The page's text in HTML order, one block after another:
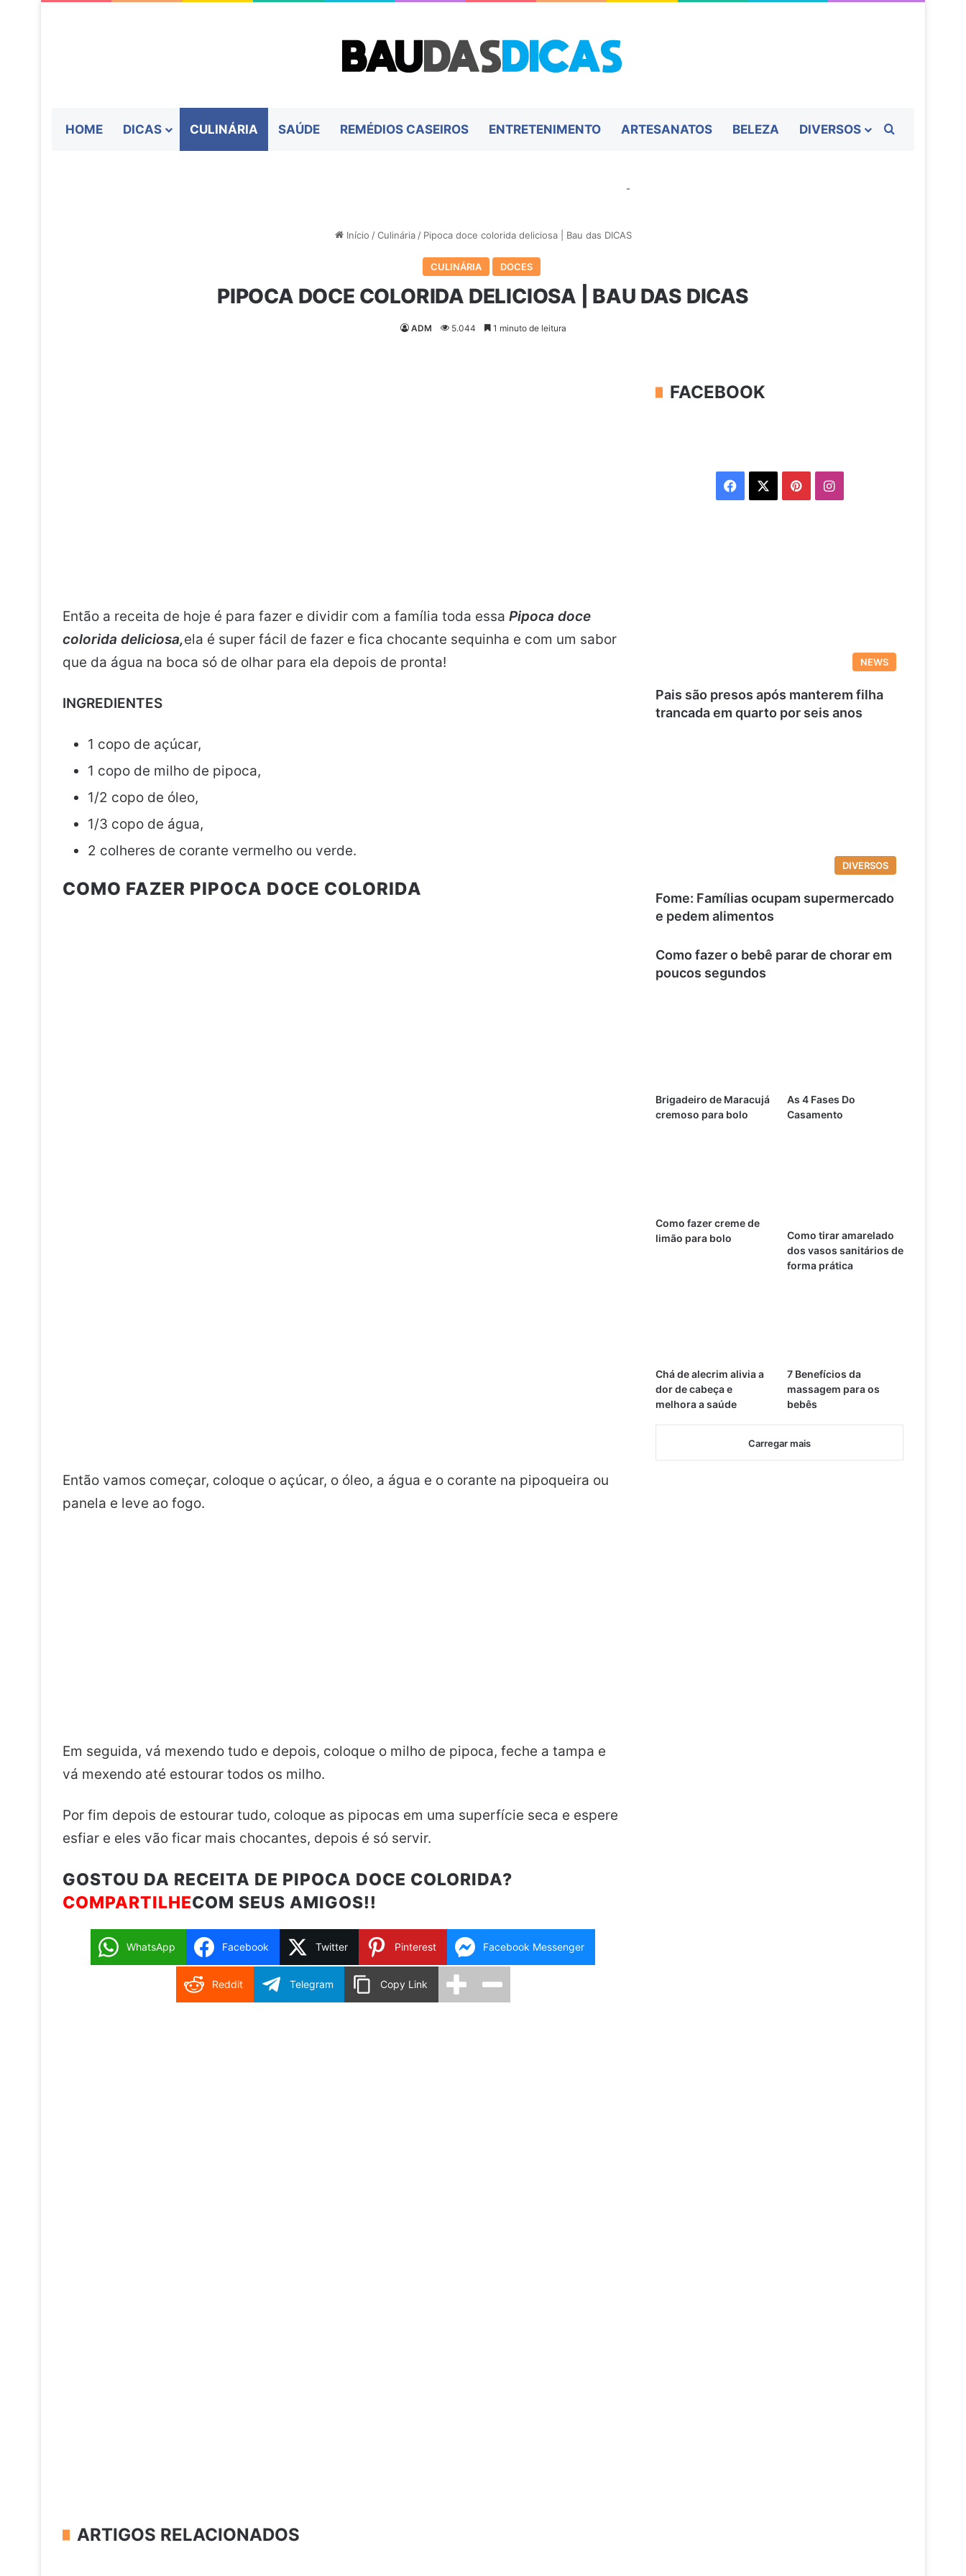
HOME DICAS CULINÁRIA SAÚDE REMÉDIOS CASEIROS ENTRETENIMENTO ARTESANATOS BELEZA DIVERSOS
-
Início / Culinária / Pipoca doce colorida deliciosa | Bau das DICAS
CULINÁRIA DOCES
PIPOCA DOCE COLORIDA DELICIOSA | BAU DAS DICAS
ADM 5.044 1 minuto de leitura
Então a receita de hoje é para fazer e dividir com a família toda essa Pipoca doce
colorida deliciosa,ela é super fácil de fazer e fica chocante sequinha e com um sabor
que da água na boca só de olhar para ela depois de pronta!
INGREDIENTES
1 copo de açúcar,
1 copo de milho de pipoca,
1/2 copo de óleo,
1/3 copo de água,
2 colheres de corante vermelho ou verde.
COMO FAZER PIPOCA DOCE COLORIDA
Então vamos começar, coloque o açúcar, o óleo, a água e o corante na pipoqueira ou
panela e leve ao fogo.
Em seguida, vá mexendo tudo e depois, coloque o milho de pipoca, feche a tampa e
vá mexendo até estourar todos os milho.
Por fim depois de estourar tudo, coloque as pipocas em uma superfície seca e espere
esfiar e eles vão ficar mais chocantes, depois é só servir.
GOSTOU DA RECEITA DE PIPOCA DOCE COLORIDA?
COMPARTILHECOM SEUS AMIGOS!!
WhatsApp Facebook Twitter Pinterest Facebook Messenger
Reddit Telegram Copy Link
ARTIGOS RELACIONADOS
FACEBOOK
Facebook PinterestInstagram
NEWS
Pais são presos após manterem filha
trancada em quarto por seis anos
DIVERSOS
Fome: Famílias ocupam supermercado
e pedem alimentos
Como fazer o bebê parar de chorar em
poucos segundos
Brigadeiro de Maracujá
cremoso para bolo
As 4 Fases Do
Casamento
Como fazer creme de
limão para bolo
Como tirar amarelado
dos vasos sanitários de
forma prática
Chá de alecrim alivia a
dor de cabeça e
melhora a saúde
7 Benefícios da
massagem para os
bebês
Carregar mais